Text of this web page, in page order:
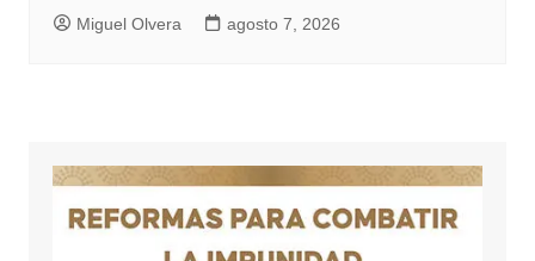
Miguel Olvera agosto 7, 2026